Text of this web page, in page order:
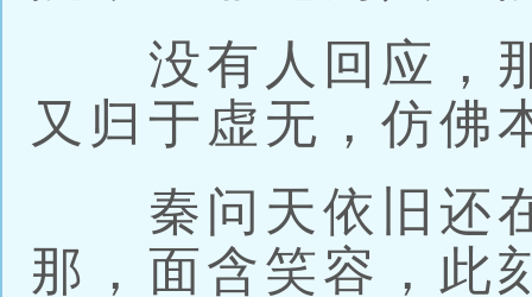
没有人回应，那
又归于虚无，仿佛
秦问天依旧还在
那，面含笑容，此